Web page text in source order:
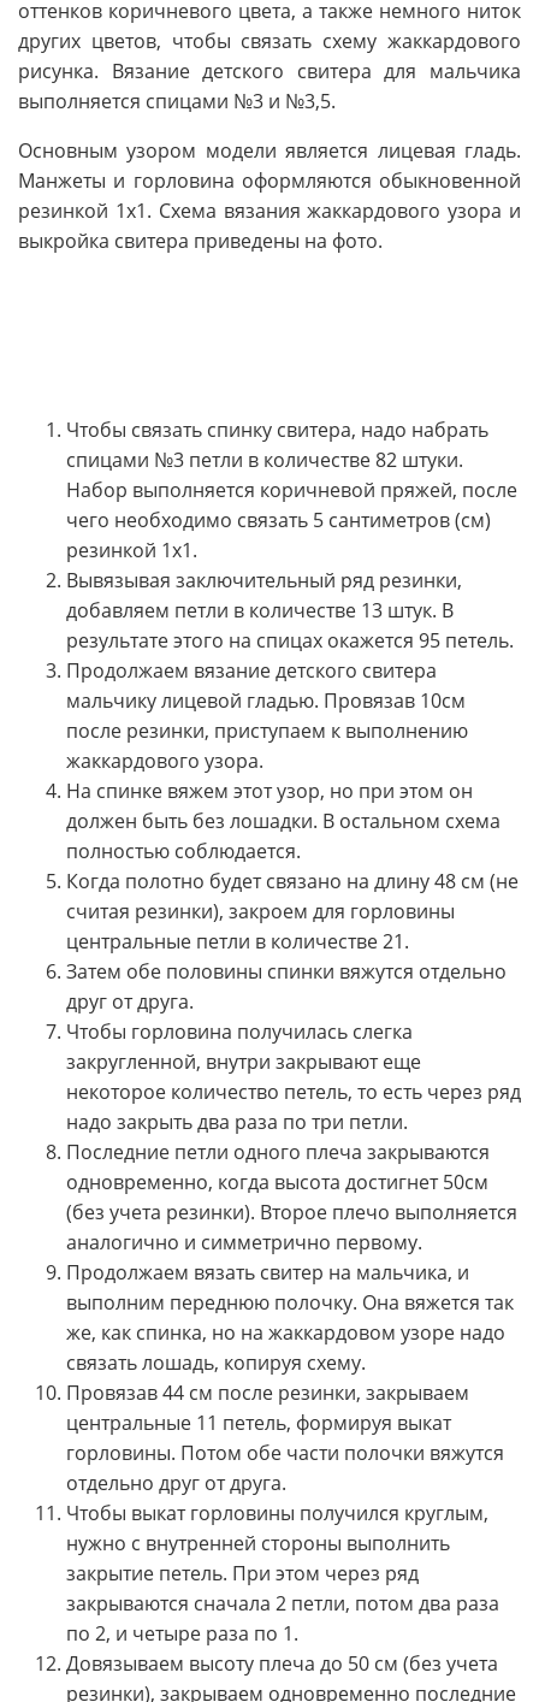
оттенков коричневого цвета, а также немного ниток
других цветов, чтобы связать схему жаккардового
рисунка. Вязание детского свитера для мальчика
выполняется спицами №3 и №3,5.
Основным узором модели является лицевая гладь.
Манжеты и горловина оформляются обыкновенной
резинкой 1х1. Схема вязания жаккардового узора и
выкройка свитера приведены на фото.
Чтобы связать спинку свитера, надо набрать
спицами №3 петли в количестве 82 штуки.
Набор выполняется коричневой пряжей, после
чего необходимо связать 5 сантиметров (см)
резинкой 1х1.
Вывязывая заключительный ряд резинки,
добавляем петли в количестве 13 штук. В
результате этого на спицах окажется 95 петель.
Продолжаем вязание детского свитера
мальчику лицевой гладью. Провязав 10см
после резинки, приступаем к выполнению
жаккардового узора.
На спинке вяжем этот узор, но при этом он
должен быть без лошадки. В остальном схема
полностью соблюдается.
Когда полотно будет связано на длину 48 см (не
считая резинки), закроем для горловины
центральные петли в количестве 21.
Затем обе половины спинки вяжутся отдельно
друг от друга.
Чтобы горловина получилась слегка
закругленной, внутри закрывают еще
некоторое количество петель, то есть через ряд
надо закрыть два раза по три петли.
Последние петли одного плеча закрываются
одновременно, когда высота достигнет 50см
(без учета резинки). Второе плечо выполняется
аналогично и симметрично первому.
Продолжаем вязать свитер на мальчика, и
выполним переднюю полочку. Она вяжется так
же, как спинка, но на жаккардовом узоре надо
связать лошадь, копируя схему.
Провязав 44 см после резинки, закрываем
центральные 11 петель, формируя выкат
горловины. Потом обе части полочки вяжутся
отдельно друг от друга.
Чтобы выкат горловины получился круглым,
нужно с внутренней стороны выполнить
закрытие петель. При этом через ряд
закрываются сначала 2 петли, потом два раза
по 2, и четыре раза по 1.
Довязываем высоту плеча до 50 см (без учета
резинки), закрываем одновременно последние